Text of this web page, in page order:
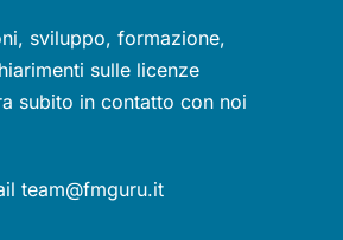
sviluppo, formazione,
sulle licenze
subito in contatto con noi
team@fmguru.it